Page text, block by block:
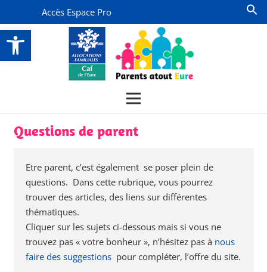
Ouvrir la barre d’outils
Accès Espace Pro
Questions de parent
Etre parent, c’est également se poser plein de
questions. Dans cette rubrique, vous pourrez
trouver des articles, des liens sur différentes
thématiques.
Cliquer sur les sujets ci-dessous mais si vous ne
trouvez pas « votre bonheur », n’hésitez pas à nous
faire des suggestions pour compléter, l’offre du site.